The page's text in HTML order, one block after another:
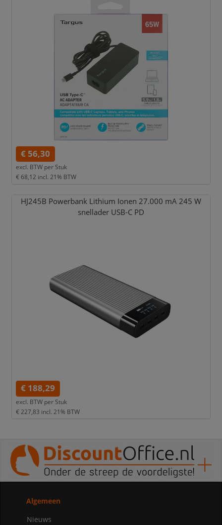
€ 56,30
excl. BTW per Stuk
€ 68,12 incl. 21% BTW
HJ245B Powerbank Lithium Ionen 27.000 mA 245 W
snellader USB-C PD
€ 188,29
excl. BTW per Stuk
€ 227,83 incl. 21% BTW
Algemeen
Nieuws